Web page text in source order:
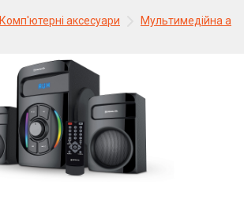
Комп'ютерні аксесуари Мультимедійна